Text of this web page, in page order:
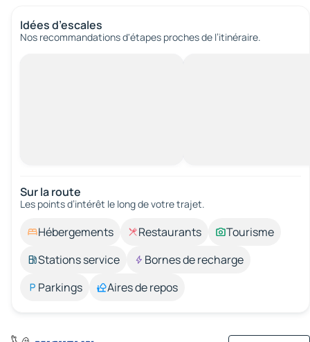
Idées d’escales
Nos recommandations d'étapes proches de l’itinéraire.
Sur la route
Les points d’intérêt le long de votre trajet.
Hébergements Restaurants
Tourisme
Stations service
Bornes de recharge
Parkings
Aires de repos